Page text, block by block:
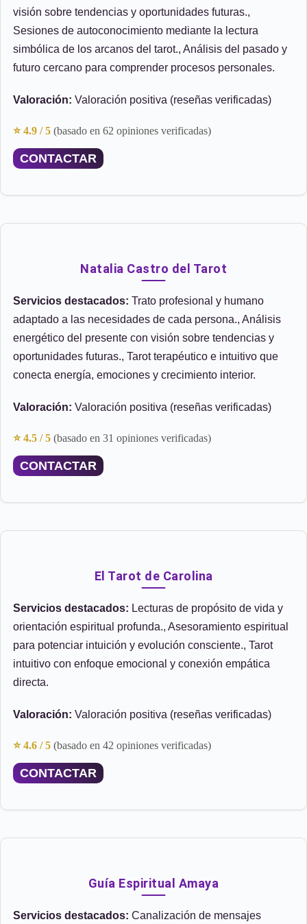
visión sobre tendencias y oportunidades futuras.,
Sesiones de autoconocimiento mediante la lectura
simbólica de los arcanos del tarot., Análisis del pasado y
futuro cercano para comprender procesos personales.
Valoración: Valoración positiva (reseñas verificadas)
⭐ 4.9 / 5 (basado en 62 opiniones verificadas)
CONTACTAR
Natalia Castro del Tarot
Servicios destacados: Trato profesional y humano
adaptado a las necesidades de cada persona., Análisis
energético del presente con visión sobre tendencias y
oportunidades futuras., Tarot terapéutico e intuitivo que
conecta energía, emociones y crecimiento interior.
Valoración: Valoración positiva (reseñas verificadas)
⭐ 4.5 / 5 (basado en 31 opiniones verificadas)
CONTACTAR
El Tarot de Carolina
Servicios destacados: Lecturas de propósito de vida y
orientación espiritual profunda., Asesoramiento espiritual
para potenciar intuición y evolución consciente., Tarot
intuitivo con enfoque emocional y conexión empática
directa.
Valoración: Valoración positiva (reseñas verificadas)
⭐ 4.6 / 5 (basado en 42 opiniones verificadas)
CONTACTAR
Guía Espiritual Amaya
Servicios destacados: Canalización de mensajes